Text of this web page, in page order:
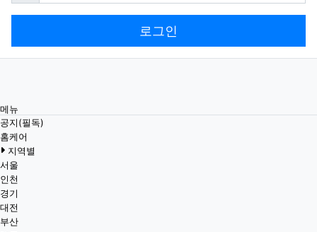
로그인
메뉴
공지(필독)
홈케어
지역별
서울
인천
경기
대전
부산